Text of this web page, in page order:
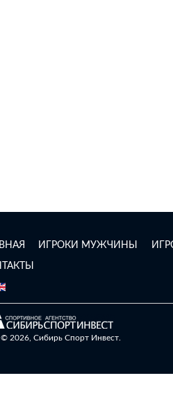
ИГРОКИ МУЖЧИНЫ
2026, Сибирь Спорт Инвест.